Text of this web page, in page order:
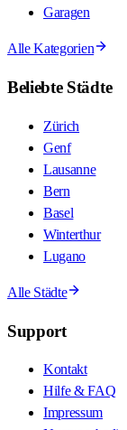
Garagen
Alle Kategorien
Beliebte Städte
Zürich
Genf
Lausanne
Bern
Basel
Winterthur
Lugano
Alle Städte
Support
Kontakt
Hilfe & FAQ
Impressum